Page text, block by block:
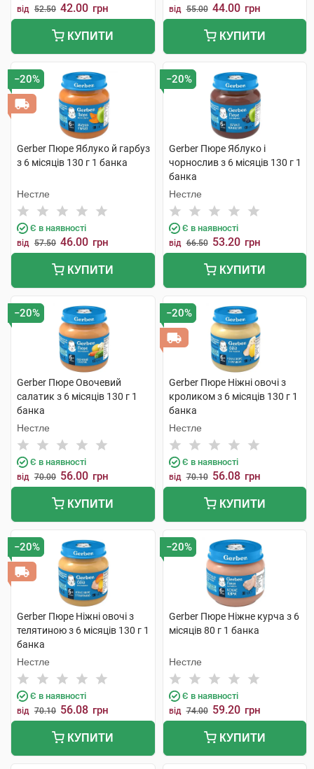
від 52.50 42.00 грн
КУПИТИ
від 55.00 44.00 грн
КУПИТИ
−20%
Gerber Пюре Яблуко й гарбуз
з 6 місяців 130 г 1 банка
Нестле
Є в наявності
від 57.50 46.00 грн
КУПИТИ
−20%
Gerber Пюре Яблуко і
чорнослив з 6 місяців 130 г 1
банка
Нестле
Є в наявності
від 66.50 53.20 грн
КУПИТИ
−20%
Gerber Пюре Овочевий
салатик з 6 місяців 130 г 1
банка
Нестле
Є в наявності
від 70.00 56.00 грн
КУПИТИ
−20%
Gerber Пюре Ніжні овочі з
кроликом з 6 місяців 130 г 1
банка
Нестле
Є в наявності
від 70.10 56.08 грн
КУПИТИ
−20%
Gerber Пюре Ніжні овочі з
телятиною з 6 місяців 130 г 1
банка
Нестле
Є в наявності
від 70.10 56.08 грн
КУПИТИ
−20%
Gerber Пюре Ніжне курча з 6
місяців 80 г 1 банка
Нестле
Є в наявності
від 74.00 59.20 грн
КУПИТИ